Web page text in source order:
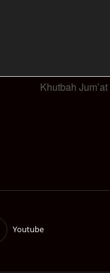
Khutbah Jum’at
Youtube